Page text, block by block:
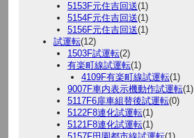
5153F元住吉回送(1)
5154F元住吉回送(1)
5156F元住吉回送(1)
試運転(12)
1503F試運転(2)
有楽町線試運転(1)
4109F有楽町線試運転(1)
9007F車内表示機動作試運転(1)
5117F6扉車組替後試運転(0)
5122F8連化試運転(1)
5121F8連化試運転(1)